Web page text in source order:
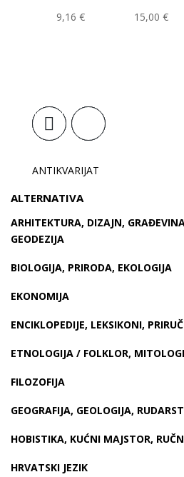
9,16 €
Dodaj u
košaricu
15,00€
Dodaj u
košaricu
Dodaj u
košaricu
ANTIKVARIJAT
ALTERNATIVA
ARHITEKTURA, DIZAJN,
GEODEZIJA
BIOLOGIJA, PRIRODA, EKOLOGIJA
EKONOMIJA
ENCIKLOPEDIJE, LEKSIKONI,
ETNOLOGIJA / FOLKLOR,
FILOZOFIJA
GEOGRAFIJA, GEOLOGIJA,
HOBISTIKA, KUĆNI MAJSTOR,
HRVATSKI JEZIK